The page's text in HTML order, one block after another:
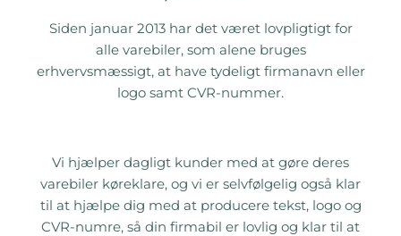
Siden januar 2013 har det været lovpligtigt for
alle varebiler, som alene bruges
erhvervsmæssigt, at have tydeligt firmanavn eller
logo samt CVR-nummer.
Vi hjælper dagligt kunder med at gøre deres
varebiler køreklare, og vi er selvfølgelig også klar
til at hjælpe dig med at producere tekst, logo og
CVR-numre, så din firmabil er lovlig og klar til at